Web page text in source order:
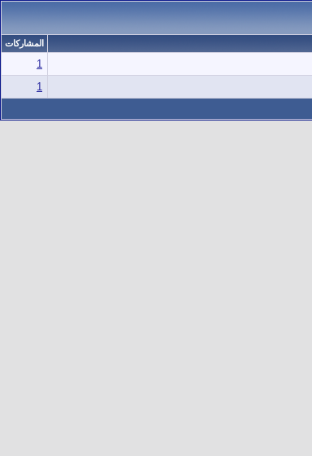
المشاركات
1
1